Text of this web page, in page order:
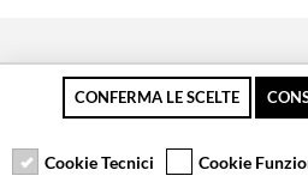
Pagamento sicuro
Resi gratuiti
CONFERMA LE SCELTE
Cookie Tecnici Cookie